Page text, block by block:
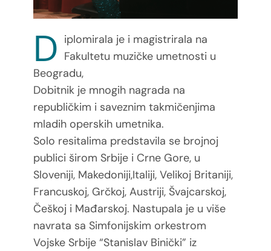
D iplomirala je i magistrirala na
Fakultetu muzičke umetnosti u
Beogradu,
Dobitnik je mnogih nagrada na
republičkim i saveznim takmičenjima
mladih operskih umetnika.
Solo resitalima predstavila se brojnoj
publici širom Srbije i Crne Gore, u
Sloveniji, Makedoniji,Italiji, Velikoj Britaniji,
Francuskoj, Grčkoj, Austriji, Švajcarskoj,
Češkoj i Mađarskoj. Nastupala je u više
navrata sa Simfonijskim orkestrom
Vojske Srbije “Stanislav Binički” iz